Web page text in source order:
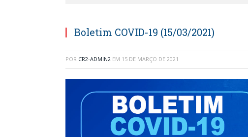
Boletim COVID-19 (15/03/2021)
POR CR2-ADMIN2 EM 15 DE MARÇO DE 2021